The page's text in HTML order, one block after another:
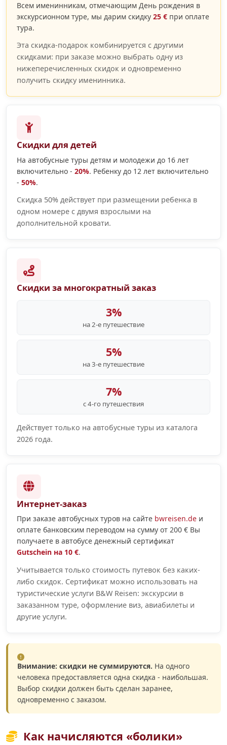
Всем именинникам, отмечающим День рождения в
экскурсионном туре, мы дарим скидку 25 € при оплате
тура.
Эта скидка-подарок комбинируется с другими
скидками: при заказе можно выбрать одну из
нижеперечисленных скидок и одновременно
получить скидку именинника.
Скидки для детей
На автобусные туры детям и молодежи до 16 лет
включительно - 20%. Ребенку до 12 лет включительно
- 50%.
Скидка 50% действует при размещении ребенка в
одном номере с двумя взрослыми на
дополнительной кровати.
Скидки за многократный заказ
3%
на 2-е путешествие
5%
на 3-е путешествие
7%
с 4-го путешествия
Действует только на автобусные туры из каталога
2026 года.
Интернет-заказ
При заказе автобусных туров на сайте bwreisen.de и
оплате банковским переводом на сумму от 200 € Вы
получаете в автобусе денежный сертификат
Gutschein на 10 €.
Учитывается только стоимость путевок без каких-
либо скидок. Сертификат можно использовать на
туристические услуги B&W Reisen: экскурсии в
заказанном туре, оформление виз, авиабилеты и
другие услуги.
Внимание: скидки не суммируются. На одного
человека предоставляется одна скидка - наибольшая.
Выбор скидки должен быть сделан заранее,
одновременно с заказом.
Как начисляются «болики»